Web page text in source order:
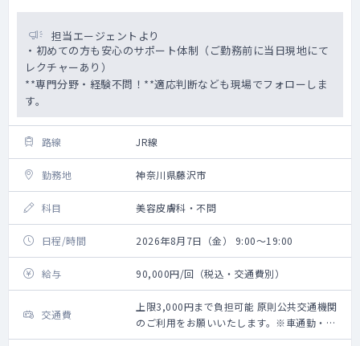
担当エージェントより
・初めての方も安心のサポート体制（ご勤務前に当日現地にて
レクチャーあり）
**専門分野・経験不問！**適応判断なども現場でフォローしま
す。
路線 JR線
勤務地 神奈川県藤沢市
科目 美容皮膚科・不問
日程/時間 2026年8月7日（金） 9:00～19:00
給与 90,000円/回（税込・交通費別）
交通費
上限3,000円まで負担可能 原則公共交通機関
のご利用をお願いいたします。※車通勤・タ
クシー利用要相談